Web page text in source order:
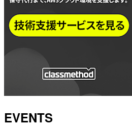
EVENTS